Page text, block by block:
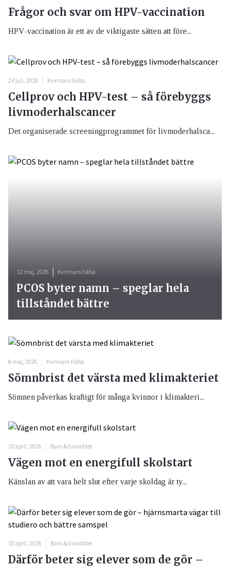
Frågor och svar om HPV-vaccination
HPV-vaccination är ett av de viktigaste sätten att före...
24 juli, 2026 Kvinnans hälsa
Cellprov och HPV-test – så förebyggs
livmoderhalscancer
Det organiserade screeningprogrammet för livmoderhalsca...
12 maj, 2026 Kvinnans hälsa
PCOS byter namn – speglar hela
tillståndet bättre
8 maj, 2026 Kvinnans hälsa
Sömnbrist det värsta med klimakteriet
Sömnen påverkas kraftigt för många kvinnor i klimakteri...
10 april, 2026 Barn & Graviditet
Vägen mot en energifull skolstart
Känslan av att vara helt slut efter varje skoldag är ty...
10 april, 2026 Barn & Graviditet
Därför beter sig elever som de gör –